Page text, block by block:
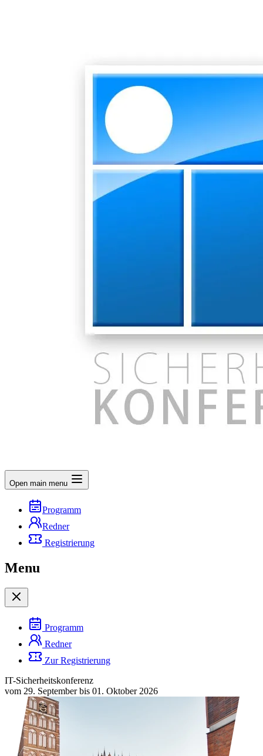
Open main menu
Programm
Redner
Registrierung
Menu
Programm
Redner
Zur Registrierung
IT-Sicherheitskonferenz
vom 29. September bis 01. Oktober 2026